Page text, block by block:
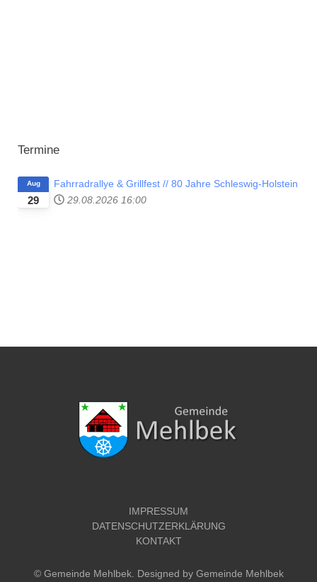
Termine
29
Aug
Fahrradrallye & Grillfest // 80 Jahre Schleswig-Holstein
29.08.2026 16:00
IMPRESSUM
DATENSCHUTZERKLÄRUNG
KONTAKT
© Gemeinde Mehlbek. Designed by Gemeinde Mehlbek